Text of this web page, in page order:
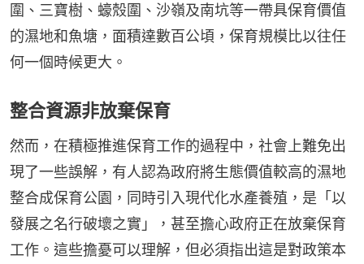
圍、三寶樹、蠔殼圍、沙嶺及南坑等一帶具保育價值
的濕地和魚塘，面積達數百公頃，保育規模比以往任
何一個時候更大。
整合資源非放棄保育
然而，在積極推進保育工作的過程中，社會上難免出
現了一些誤解，有人認為政府將生態價值較高的濕地
整合成保育公園，同時引入現代化水產養殖，是「以
發展之名行破壞之實」，甚至擔心政府正在放棄保育
工作。這些擔憂可以理解，但必須指出這是對政策本